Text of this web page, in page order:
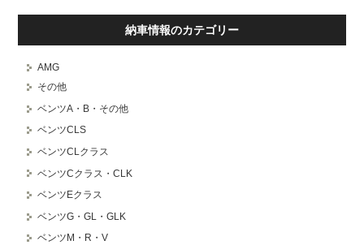
納車情報のカテゴリー
AMG
その他
ベンツA・B・その他
ベンツCLS
ベンツCLクラス
ベンツCクラス・CLK
ベンツEクラス
ベンツG・GL・GLK
ベンツM・R・V